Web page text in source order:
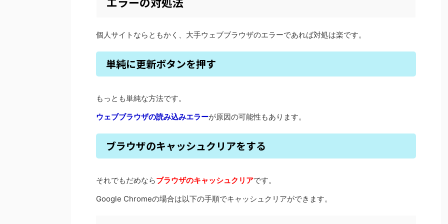
個人サイトならともかく、大手ウェブブラウザのエラーであれば対処は楽です。
単純に更新ボタンを押す
もっとも単純な方法です。
ウェブブラウザの読み込みエラーが原因の可能性もあります。
ブラウザのキャッシュクリアをする
それでもだめならブラウザのキャッシュクリアです。
Google Chromeの場合は以下の手順でキャッシュクリアができます。